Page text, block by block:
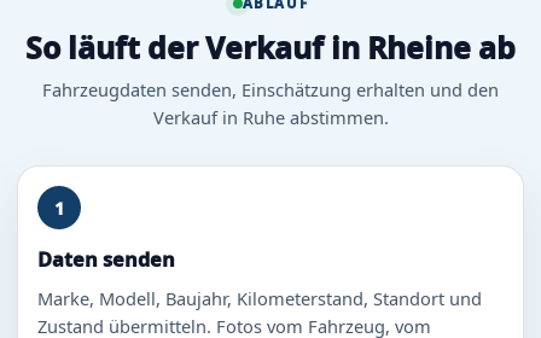
So läuft der Verkauf in Rheine ab
Fahrzeugdaten senden, Einschätzung erhalten und den
Verkauf in Ruhe abstimmen.
1
Daten senden
Marke, Modell, Baujahr, Kilometerstand, Standort und
Zustand übermitteln. Fotos vom Fahrzeug, vom